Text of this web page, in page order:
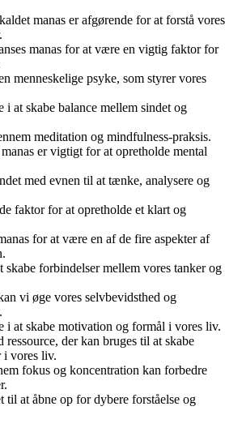
manas er afgørende for at forstå vores
manas for at være en vigtig faktor for
menneskelige psyke, som styrer vores
i at skabe balance mellem sindet og
meditation og mindfulness-praksis.
er vigtigt for at opretholde mental
med evnen til at tænke, analysere og
faktor for at opretholde et klart og
for at være en af de fire aspekter af
skabe forbindelser mellem vores tanker og
vi øge vores selvbevidsthed og
i at skabe motivation og formål i vores liv.
ressource, der kan bruges til at skabe
i vores liv.
fokus og koncentration kan forbedre
til at åbne op for dybere forståelse og